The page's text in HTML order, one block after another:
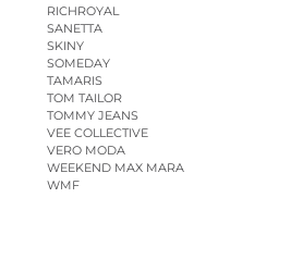
RICHROYAL
SANETTA
SKINY
SOMEDAY
TAMARIS
TOM TAILOR
TOMMY JEANS
VEE COLLECTIVE
VERO MODA
WEEKEND MAX MARA
WMF